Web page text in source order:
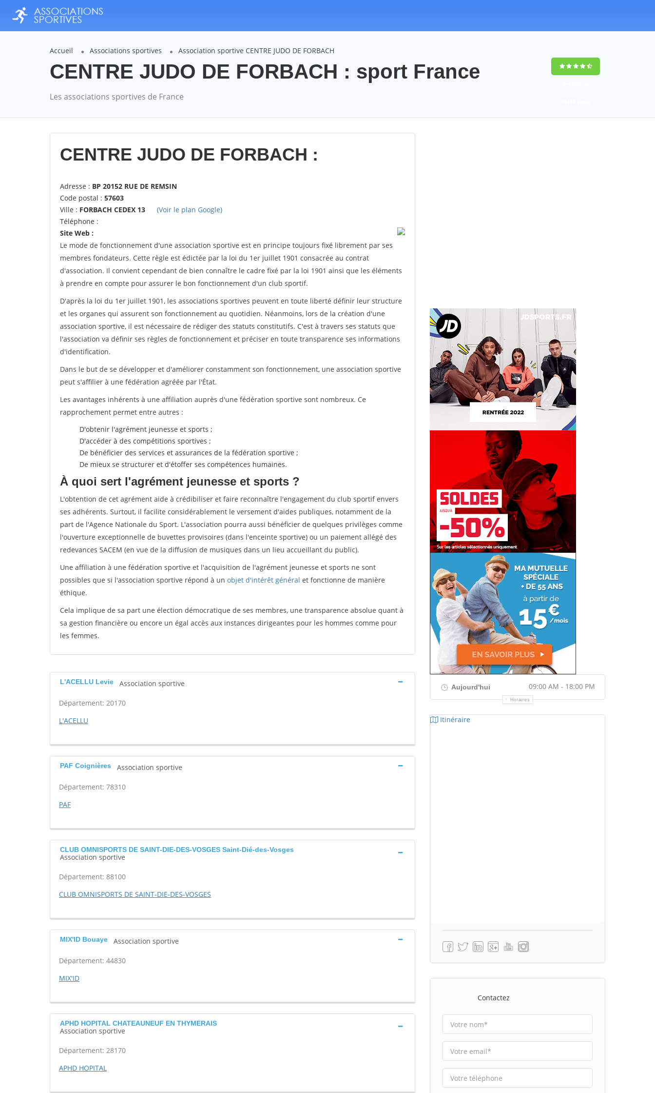
Accueil Associations sportives Association sportive CENTRE JUDO DE FORBACH
CENTRE JUDO DE FORBACH : sport France
Les associations sportives de France
CENTRE JUDO DE FORBACH :
Adresse : BP 20152 RUE DE REMSIN
Code postal : 57603
Ville : FORBACH CEDEX 13
(Voir le plan Google)
Téléphone :
Site Web :
Le mode de fonctionnement d'une association sportive est en principe toujours fixé librement par ses
membres fondateurs. Cette règle est édictée par la loi du 1er juillet 1901 consacrée au contrat
d'association. Il convient cependant de bien connaître le cadre fixé par la loi 1901 ainsi que les éléments
à prendre en compte pour assurer le bon fonctionnement d'un club sportif.
D'après la loi du 1er juillet 1901, les associations sportives peuvent en toute liberté définir leur structure
et les organes qui assurent son fonctionnement au quotidien. Néanmoins, lors de la création d'une
association sportive, il est nécessaire de rédiger des statuts constitutifs. C'est à travers ses statuts que
l'association va définir ses règles de fonctionnement et préciser en toute transparence ses informations
d'identification.
Dans le but de se développer et d'améliorer constamment son fonctionnement, une association sportive
peut s'affilier à une fédération agréée par l'État.
Les avantages inhérents à une affiliation auprès d'une fédération sportive sont nombreux. Ce
rapprochement permet entre autres :
D'obtenir l'agrément jeunesse et sports ;
D'accéder à des compétitions sportives ;
De bénéficier des services et assurances de la fédération sportive ;
De mieux se structurer et d'étoffer ses compétences humaines.
À quoi sert l'agrément jeunesse et sports ?
L'obtention de cet agrément aide à crédibiliser et faire reconnaître l'engagement du club sportif envers
ses adhérents. Surtout, il facilite considérablement le versement d'aides publiques, notamment de la
part de l'Agence Nationale du Sport. L'association pourra aussi bénéficier de quelques privilèges comme
l'ouverture exceptionnelle de buvettes provisoires (dans l'enceinte sportive) ou un paiement allégé des
redevances SACEM (en vue de la diffusion de musiques dans un lieu accueillant du public).
Une affiliation à une fédération sportive et l'acquisition de l'agrément jeunesse et sports ne sont
possibles que si l'association sportive répond à un objet d'intérêt général et fonctionne de manière
éthique.
Cela implique de sa part une élection démocratique de ses membres, une transparence absolue quant à
sa gestion financière ou encore un égal accès aux instances dirigeantes pour les hommes comme pour
les femmes.
L'ACELLU Levie Association sportive
Département: 20170
L'ACELLU
PAF Coignières Association sportive
Département: 78310
PAF
CLUB OMNISPORTS DE SAINT-DIE-DES-VOSGES Saint-Dié-des-Vosges
Association sportive
Département: 88100
CLUB OMNISPORTS DE SAINT-DIE-DES-VOSGES
MIX'ID Bouaye Association sportive
Département: 44830
MIX'ID
APHD HOPITAL CHATEAUNEUF EN THYMERAIS
Association sportive
Département: 28170
APHD HOPITAL
Aujourd'hui 09:00 AM - 18:00 PM
Horaires
Itinéraire
Contactez